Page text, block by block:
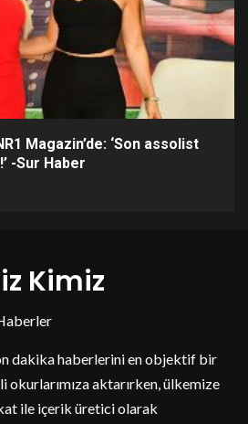
Magazin’de: ‘Son assolist
-Sur Haber
Kimiz
dakika haberlerini en objektif bir
okurlarımıza aktarırken, ülkemize
ile içerik üretici olarak